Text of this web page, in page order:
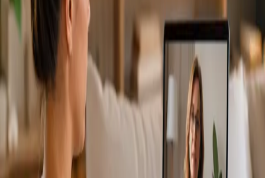
Consulta Diagnostico vascular
Duration
Consulta Diagnostico vascular
Reservar
cita
Specialist